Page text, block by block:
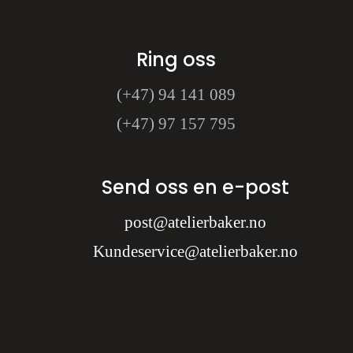
Ring oss
(+47) 94 141 089
(+47) 97 157 795
Send oss en e-post
post@atelierbaker.no
Kundeservice@atelierbaker.no